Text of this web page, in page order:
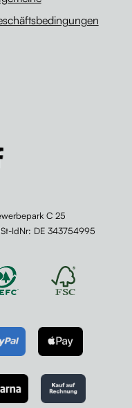
C 25
IdNr: DE 343754995